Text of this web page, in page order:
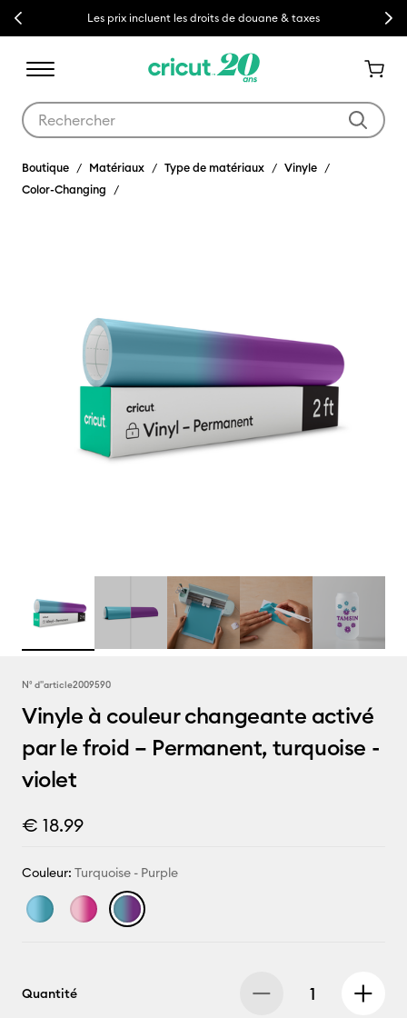
Previous Les prix incluent les droits de douane & taxes Next
Boutique Matériaux Type de matériaux
Vinyle
Color-Changing
N° d''article2009590
Vinyle à couleur changeante activé
par le froid – Permanent, turquoise -
violet
€ 18.99
Couleur: Turquoise - Purple
Quantité